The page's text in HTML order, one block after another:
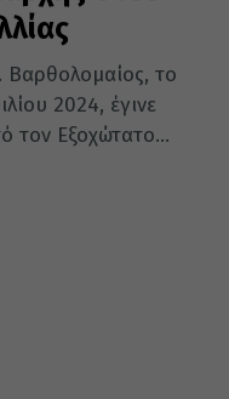
Βαρθολομαίος, το
2024, έγινε
τον Εξοχώτατο...